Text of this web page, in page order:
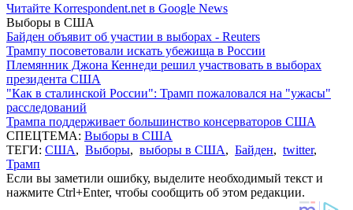
Читайте Korrespondent.net в Google News
Выборы в США
Байден объявит об участии в выборах - Reuters
Трампу посоветовали искать убежища в России
Племянник Джона Кеннеди решил участвовать в выборах
президента США
"Как в сталинской России": Трамп пожаловался на "ужасы"
расследований
Трампа поддерживает большинство консерваторов США
СПЕЦТЕМА: Выборы в США
ТЕГИ: США, Выборы, выборы в США, Байден, twitter,
Трамп
Если вы заметили ошибку, выделите необходимый текст и
нажмите Ctrl+Enter, чтобы сообщить об этом редакции.